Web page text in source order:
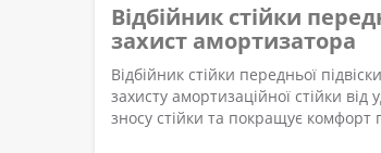
Відбійник стійки
захист амортизатора
Відбійник стійки передньої
захисту амортизаційної стійки
зносу стійки та покращує комфорт